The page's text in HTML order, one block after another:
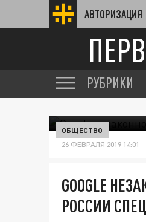
АВТОРИЗАЦИЯ
РУБРИКИ
ОБЩЕСТВО
26 ФЕВРАЛЯ 2019 14:01
GOOGLE
РОССИИ